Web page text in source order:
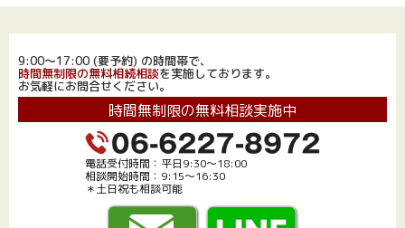
9:00～17:00 (要予約) の時間帯で、
時間無制限の無料相続相談を実施しております。
お気軽にお問合せください。
時間無制限の無料相談実施中
電話受付時間：平日9:30～18:00
相談開始時間：9:15～16:30
＊土日祝も相談可能